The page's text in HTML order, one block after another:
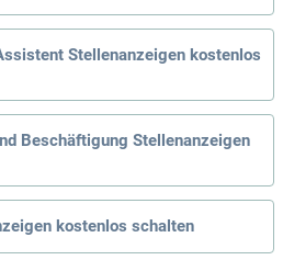
Stellenanzeigen kostenlos
Beschäftigung Stellenanzeigen
kostenlos schalten